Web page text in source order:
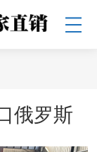
俄罗斯